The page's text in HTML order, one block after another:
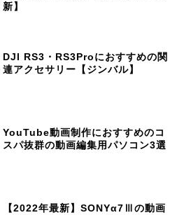
新】
DJI RS3・RS3Proにおすすめの関
連アクセサリー【ジンバル】
YouTube動画制作におすすめのコ
スパ抜群の動画編集用パソコン3選
【2022年最新】SONYα7Ⅲの動画